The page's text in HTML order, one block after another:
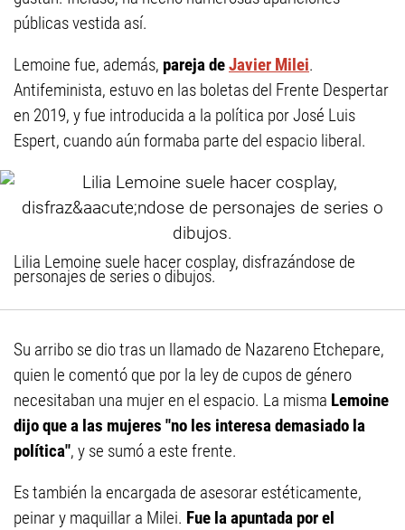
públicas vestida así.
Lemoine fue, además, pareja deJavier Milei.
Antifeminista, estuvo en las boletas del Frente Despertar
en 2019, y fue introducida a la política por José Luis
Espert, cuando aún formaba parte del espacio liberal.
Lilia Lemoine suele hacer cosplay, disfrazándose de
personajes de series o dibujos.
Su arribo se dio tras un llamado de Nazareno Etchepare,
quien le comentó que por la ley de cupos de género
necesitaban una mujer en el espacio. La misma Lemoine
dijo que a las mujeres "no les interesa demasiado la
política", y se sumó a este frente.
Es también la encargada de asesorar estéticamente,
peinar y maquillar a Milei. Fue la apuntada por el